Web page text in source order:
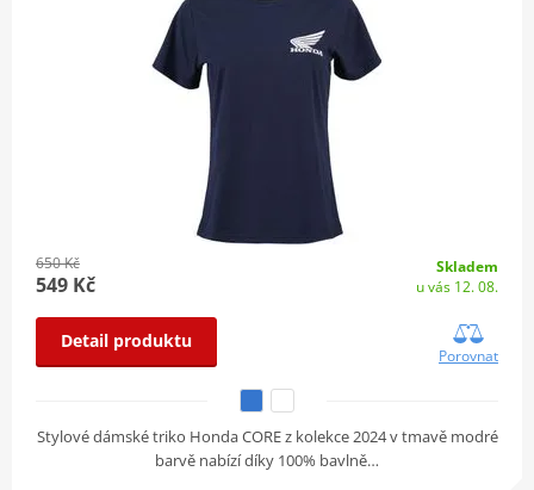
650 Kč
549 Kč
Skladem
u vás 12. 08.
Detail produktu
Porovnat
Stylové dámské triko Honda CORE z kolekce 2024 v tmavě modré
barvě nabízí díky 100% bavlně…